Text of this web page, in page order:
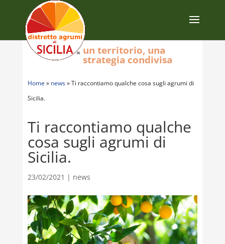
Home » news»Ti raccontiamo qualche cosa sugli agrumi di
Sicilia.
Ti raccontiamo qualche
cosa sugli agrumi di
Sicilia.
23/02/2021 | news
un territorio, una
strategia condivisa